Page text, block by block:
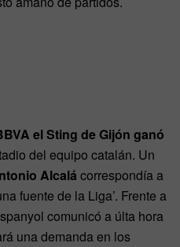
el Sting de Gijón ganó
del equipo catalán. Un
Alcalá correspondía a
fuente de la Liga’. Frente a
comunicó a últa hora
una demanda en los